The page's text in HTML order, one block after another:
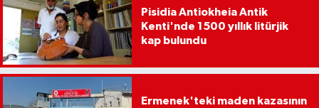
Pisidia Antiokheia Antik
Kenti'nde 1500 yıllık litürjik
kap bulundu
Ermenek'teki maden kazasının